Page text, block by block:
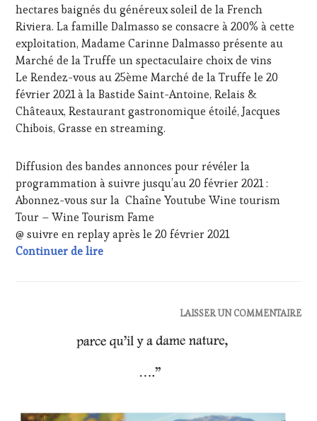
WINE
TOURISM
TOUR,
WINETASTINGVOUCHER.COM
hectares baignés du généreux soleil de la French
Riviera. La famille Dalmasso se consacre à 200% à cette
exploitation, Madame Carinne Dalmasso présente au
Marché de la Truffe un spectaculaire choix de vins
Le Rendez-vous au 25ème Marché de la Truffe le 20
février 2021 à la Bastide Saint-Antoine, Relais &
Châteaux, Restaurant gastronomique étoilé, Jacques
Chibois, Grasse en streaming.
Diffusion des bandes annonces pour révéler la
programmation à suivre jusqu’au 20 février 2021 :
Abonnez-vous sur la Chaîne Youtube Wine tourism
Tour – Wine Tourism Fame
@ suivre en replay après le 20 février 2021
Continuer de lire20 février 2021 – INVITÉE Madame
VITICOLE,
LAISSER UN COMMENTAIRE